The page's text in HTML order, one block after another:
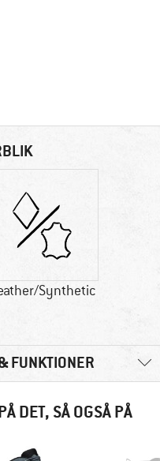
- oplysningerne får du
Synthetic
FUNKTIONER
DET, SÅ OGSÅ PÅ